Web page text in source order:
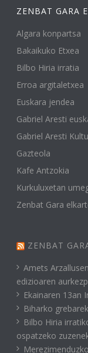
ZENBAT GARA
Algara konpartsa
Bakaikuko Etxea
Bilbo Hiria irratia
Erroa argitaletxea
Euskara jendea
Gabriel Aresti
Gabriel Aresti
Gazteola
Kafe Antzokia
Kurkuluxetan
Zenbat Gara
ZENBAT
Amets
edizioaren
Ekainaren 13an
Biharko
Bilbo Hiria
ospatzeko